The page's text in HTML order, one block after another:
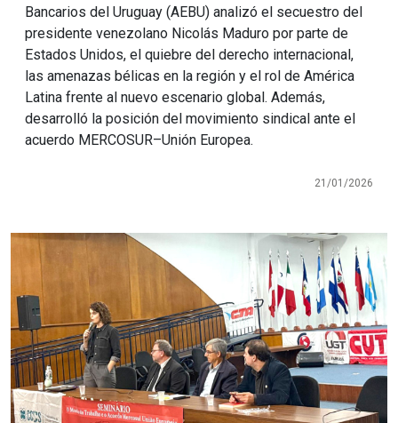
Bancarios del Uruguay (AEBU) analizó el secuestro del
presidente venezolano Nicolás Maduro por parte de
Estados Unidos, el quiebre del derecho internacional,
las amenazas bélicas en la región y el rol de América
Latina frente al nuevo escenario global. Además,
desarrolló la posición del movimiento sindical ante el
acuerdo MERCOSUR–Unión Europea.
21/01/2026
Imagen